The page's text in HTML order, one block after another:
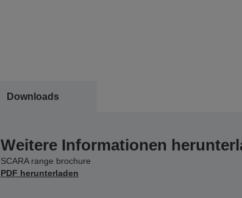
Downloads
Weitere Informationen
SCARA range brochure
PDF herunterladen